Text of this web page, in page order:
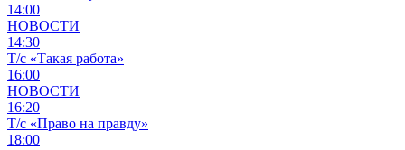
14:00
НОВОСТИ
14:30
Т/с «Такая работа»
16:00
НОВОСТИ
16:20
Т/с «Право на правду»
18:00